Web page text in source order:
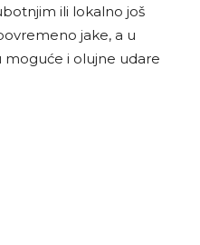
ili lokalno još
jake, a u
moguće i olujne udare